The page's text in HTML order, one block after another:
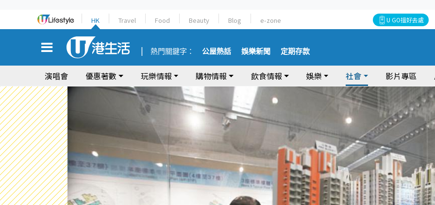
HK Travel Food Beauty Blog e-zone U GO搵好去處
熱門關鍵字： 公屋熱話 娛樂新聞 定期存款
演唱會 優惠著數 玩樂情報 購物情報 飲食情報 娛樂 社會 影片專區